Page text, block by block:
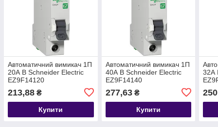
Автоматичний вимикач 1П
20А В Schneider Electric
EZ9F14120
213,88 ₴
Купити
Автоматичний вимикач 1П
40А В Schneider Electric
EZ9F14140
277,63₴
Купити
32А